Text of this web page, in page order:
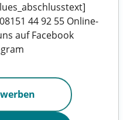
44 92 55 Online-
auf Facebook